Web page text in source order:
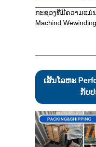
ກະຊວງທີ່ມີຄວາມແມ່ນ
Machind
ເສັ້ນໂລຫະ
ກັບປ